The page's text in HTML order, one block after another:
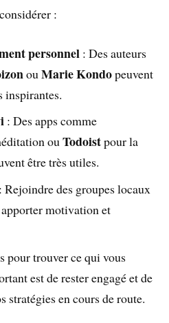
:
personnel : Des auteurs
ouMarie Kondopeuvent
inspirantes.
: Des apps comme
ouTodoistpour la
être très utiles.
: Rejoindre des groupes locaux
motivation et
pour trouver ce qui vous
est de rester engagé et de
stratégies en cours de route.